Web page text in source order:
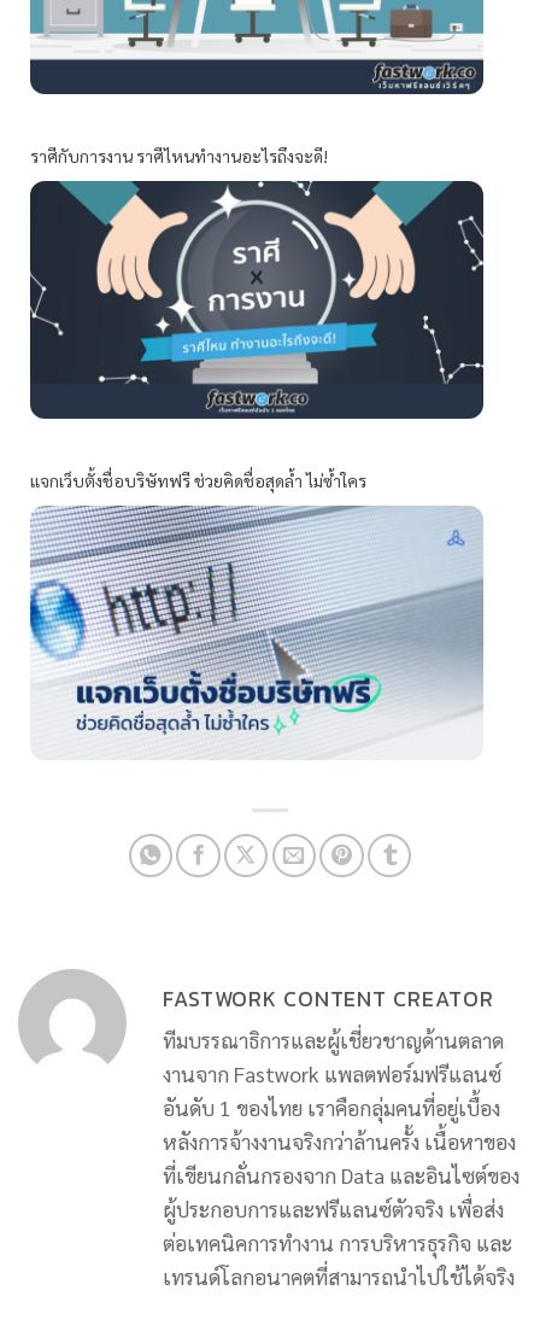
ราศีกับการงาน ราศีไหนทำงานอะไรถึงจะดี!
แจกเว็บตั้งชื่อบริษัทฟรี ช่วยคิดชื่อสุดล้ำ ไม่ซ้ำใคร
FASTWORK CONTENT CREATOR
ทีมบรรณาธิการและผู้เชี่ยวชาญด้านตลาด
งานจาก Fastwork แพลตฟอร์มฟรีแลนซ์
อันดับ 1 ของไทย เราคือกลุ่มคนที่อยู่เบื้อง
หลังการจ้างงานจริงกว่าล้านครั้ง เนื้อหาของ
ที่เขียนกลั่นกรองจาก Data และอินไซต์ของ
ผู้ประกอบการและฟรีแลนซ์ตัวจริง เพื่อส่ง
ต่อเทคนิคการทำงาน การบริหารธุรกิจ และ
เทรนด์โลกอนาคตที่สามารถนำไปใช้ได้จริง